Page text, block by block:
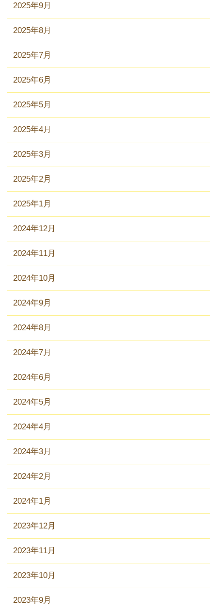
2025年9月
2025年8月
2025年7月
2025年6月
2025年5月
2025年4月
2025年3月
2025年2月
2025年1月
2024年12月
2024年11月
2024年10月
2024年9月
2024年8月
2024年7月
2024年6月
2024年5月
2024年4月
2024年3月
2024年2月
2024年1月
2023年12月
2023年11月
2023年10月
2023年9月